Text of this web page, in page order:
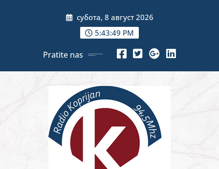
субота, 8 август 2026
5:43:51 PM
Pratite nas